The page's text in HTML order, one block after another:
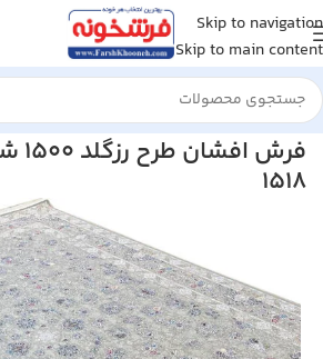
Skip to navigation
Skip to main content
خانه/فرش ماشینی/فرش 1500 شانه
1518